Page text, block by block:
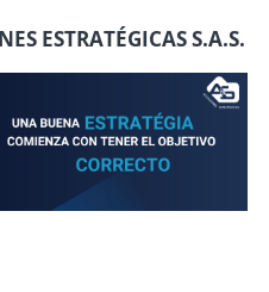
ESTRATÉGICAS S.A.S.